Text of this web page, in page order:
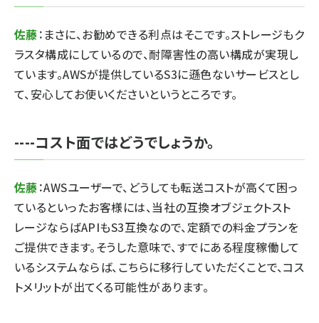
佐藤：まさに、お勧めできる利点はそこです。ストレージもク
ラスタ構成にしているので、耐障害性の高い構成が実現し
ています。AWSが提供しているS3に遜色ないサービスとし
て、安心してお使いくださいというところです。
----コスト面ではどうでしょうか。
佐藤：AWSユーザーで、どうしても転送コストが高くて困っ
ているといったお客様には、当社の互換オブジェクトスト
レージならばAPIもS3互換なので、定額での料金プランを
ご提供できます。そうした意味で、すでにある程度稼働して
いるシステムならば、こちらに移行していただくことで、コス
トメリットが出てくる可能性があります。